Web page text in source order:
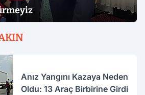
Anız Yangını Kazaya Neden
Oldu: 13 Araç Birbirine Girdi